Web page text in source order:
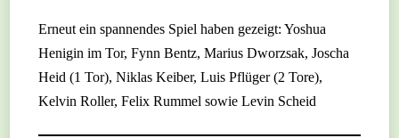
Erneut ein spannendes Spiel haben gezeigt: Yoshua
Henigin im Tor, Fynn Bentz, Marius Dworzsak, Joscha
Heid (1 Tor), Niklas Keiber, Luis Pflüger (2 Tore),
Kelvin Roller, Felix Rummel sowie Levin Scheid